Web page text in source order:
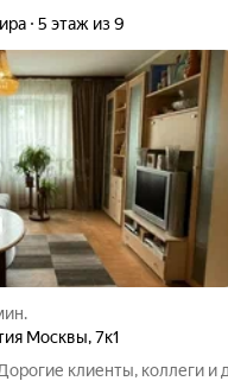
5 этаж из 9
Москвы,7к1
клиенты, коллеги и